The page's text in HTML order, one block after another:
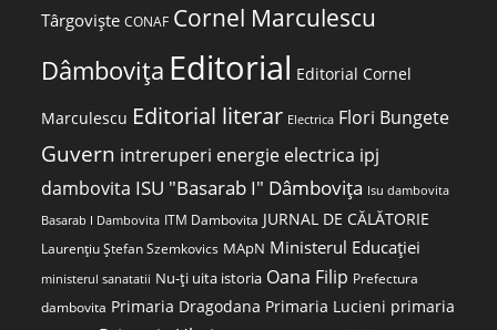
Târgoviște CONAF Cornel Marculescu
Dâmbovița Editorial Editorial Cornel
Marculescu Editorial literar Electrica Flori Bungete
Guvern intreruperi energie electrica ipj
dambovita ISU "Basarab I" Dâmbovița Isu dambovita
Basarab I Dambovita ITM Dambovita JURNAL DE CĂLĂTORIE
Laurențiu Ștefan Szemkovics MApN Ministerul Educației
ministerul sanatatii Nu-ți uita istoria Oana Filip Prefectura
dambovita Primaria Dragodana Primaria Lucieni primaria